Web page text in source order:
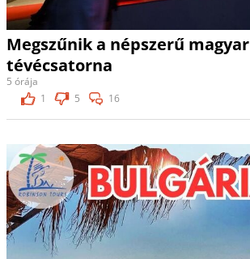
Megszűnik a népszerű magyar
tévécsatorna
5 órája
1
5 16